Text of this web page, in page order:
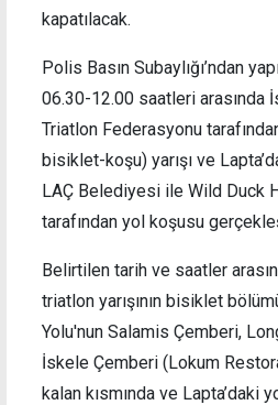
kapatılacak.
Polis Basın Subaylığı’ndan
06.30-12.00 saatleri arasında
Triatlon Federasyonu
bisiklet-koşu) yarışı ve
LAÇ Belediyesi ile Wild Duck
tarafından yol koşusu
Belirtilen tarih ve saatler
triatlon yarışının bisiklet
Yolu'nun Salamis Çemberi,
İskele Çemberi (Lokum
kalan kısmında ve Lapta’daki